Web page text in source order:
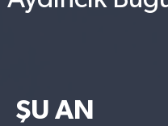
ŞU AN